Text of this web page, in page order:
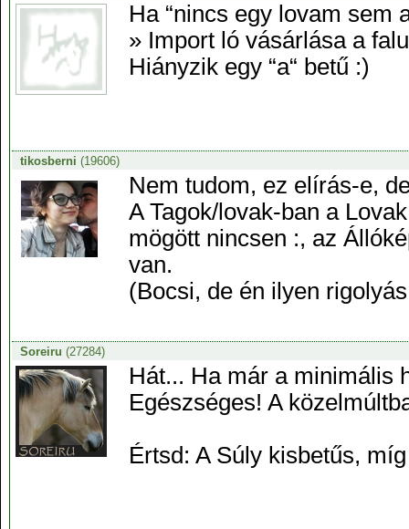
Ha “nincs egy lovam sem
» Import ló vásárlása a
Hiányzik egy “a“ betű :)
tikosberni (19606)
Nem tudom, ez elírás-e,
A Tagok/lovak-ban a
mögött nincsen :, az
van.
(Bocsi, de én ilyen
Soreiru (27284)
Hát... Ha már a minimális
Egészséges! A
Értsd: A Súly kisbetűs,